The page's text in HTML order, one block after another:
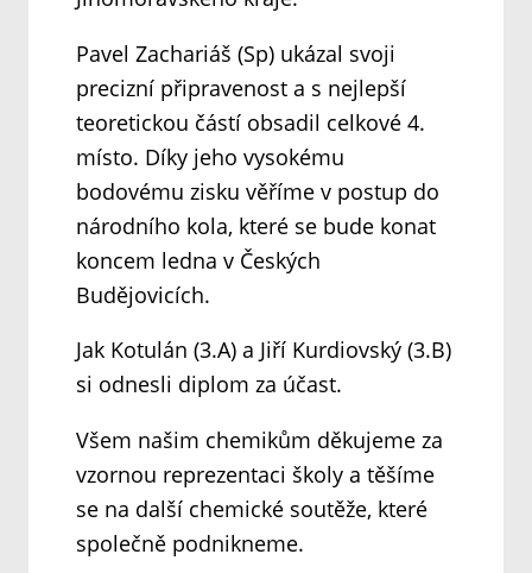
Pavel Zachariáš (Sp) ukázal svoji
precizní připravenost a s nejlepší
teoretickou částí obsadil celkové 4.
místo. Díky jeho vysokému
bodovému zisku věříme v postup do
národního kola, které se bude konat
koncem ledna v Českých
Budějovicích.
Jak Kotulán (3.A) a Jiří Kurdiovský (3.B)
si odnesli diplom za účast.
Všem našim chemikům děkujeme za
vzornou reprezentaci školy a těšíme
se na další chemické soutěže, které
společně podnikneme.